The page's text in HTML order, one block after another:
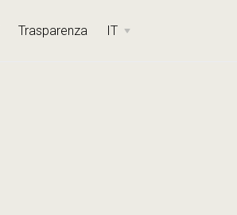
Trasparenza IT